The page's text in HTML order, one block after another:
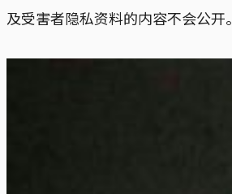
及受害者隐私资料的内容不会公开。